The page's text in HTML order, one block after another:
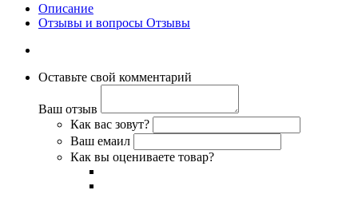
Описание
Отзывы и вопросы Отзывы
Оставьте свой комментарий
Ваш отзыв
Как вас зовут?
Ваш емаил
Как вы оцениваете товар?